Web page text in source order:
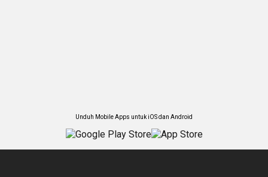
Unduh Mobile Apps untuk iOS dan Android